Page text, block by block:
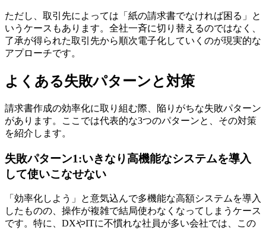
ただし、取引先によっては「紙の請求書でなければ困る」と
いうケースもあります。全社一斉に切り替えるのではなく、
了承が得られた取引先から順次電子化していくのが現実的な
アプローチです。
よくある失敗パターンと対策
請求書作成の効率化に取り組む際、陥りがちな失敗パターン
があります。ここでは代表的な3つのパターンと、その対策
を紹介します。
失敗パターン1:いきなり高機能なシステムを導入
して使いこなせない
「効率化しよう」と意気込んで多機能な高額システムを導入
したものの、操作が複雑で結局使わなくなってしまうケース
です。特に、DXやITに不慣れな社員が多い会社では、この